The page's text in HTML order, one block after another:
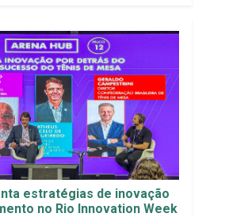
estratégias de inovação
no Rio Innovation Week